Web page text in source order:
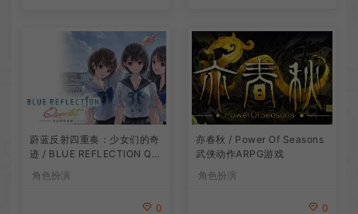
蔚蓝反射四重奏：少女们的奇
迹 / BLUE REFLECTION Qu
角色扮演
0
亦春秋 / Power Of Seasons
武侠动作ARPG游戏
角色扮演
0